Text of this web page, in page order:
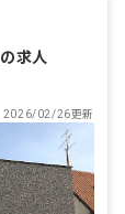
の求人
2026/02/26更新